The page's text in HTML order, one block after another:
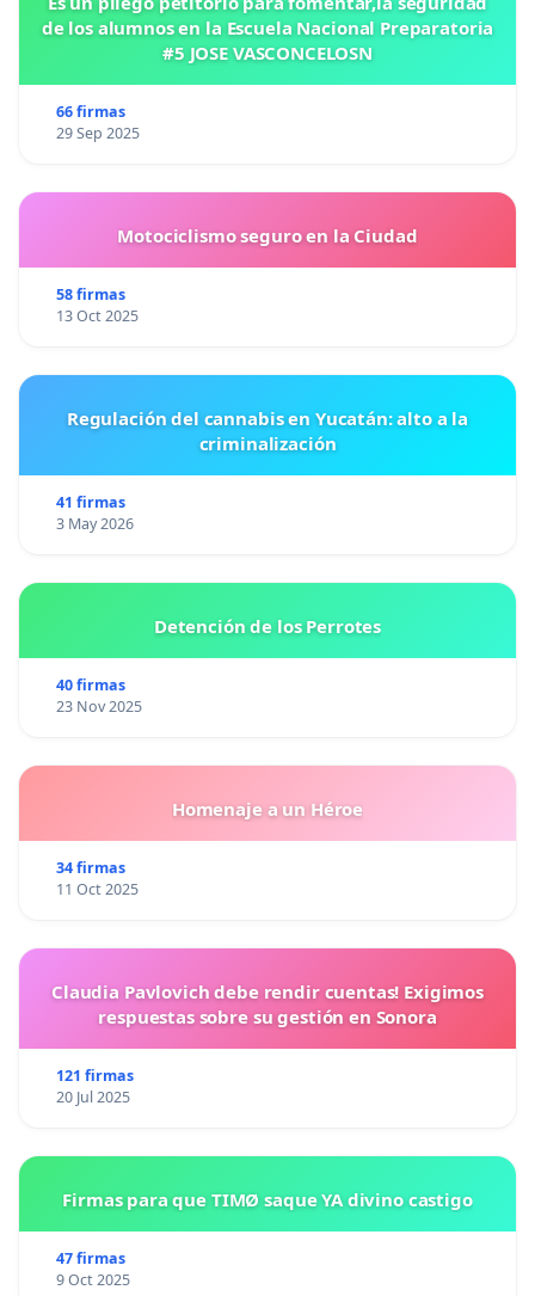
de los alumnos en la Escuela Nacional Preparatoria
#5 JOSE VASCONCELOSN
66 firmas
29 Sep 2025
Motociclismo seguro en la Ciudad
58 firmas
13 Oct 2025
Regulación del cannabis en Yucatán: alto a la
criminalización
41 firmas
3 May 2026
Detención de los Perrotes
40 firmas
23 Nov 2025
Homenaje a un Héroe
34 firmas
11 Oct 2025
Claudia Pavlovich debe rendir cuentas! Exigimos
respuestas sobre su gestión en Sonora
121 firmas
20 Jul 2025
Firmas para que TIMØ saque YA divino castigo
47 firmas
9 Oct 2025